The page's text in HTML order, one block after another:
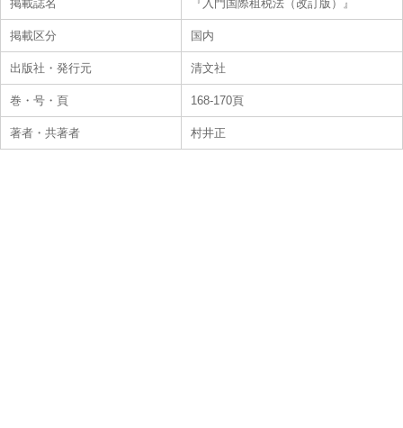
掲載誌名 『入門国際租税法（改訂版）』
掲載区分 国内
出版社・発行元 清文社
巻・号・頁 168-170頁
著者・共著者 村井正